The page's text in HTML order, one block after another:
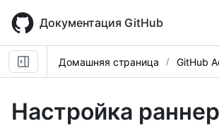
main
content
Документация GitHub
Домашняя страница GitHub
Настройка